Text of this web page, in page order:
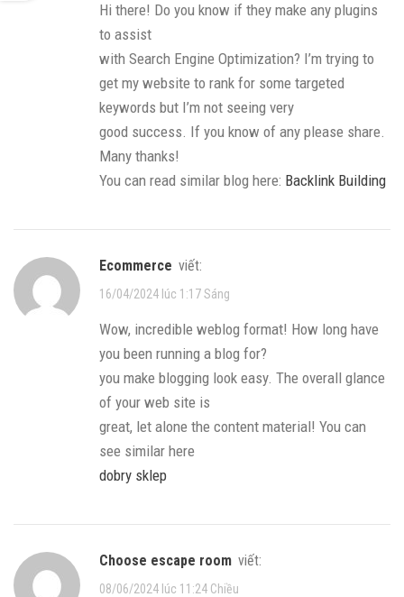
Hi there! Do you know if they make any plugins
to assist
with Search Engine Optimization? I’m trying to
get my website to rank for some targeted
keywords but I’m not seeing very
good success. If you know of any please share.
Many thanks!
You can read similar blog here: Backlink Building
ecommerce viết:
16/04/2024 lúc 1:17 Sáng
Wow, incredible weblog format! How long have
you been running a blog for?
you make blogging look easy. The overall glance
of your web site is
great, let alone the content material! You can
see similar here
dobry sklep
choose escape room viết:
08/06/2024 lúc 11:24 Chiều